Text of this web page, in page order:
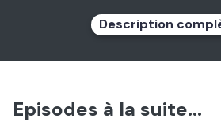
Description
Episodes à la suite...